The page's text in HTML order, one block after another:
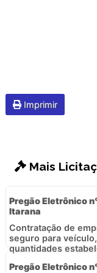
Imprimir
Mais
Pregão Eletrônico
Itarana
Contratação de
seguro para
quantidades
Pregão Eletrônico